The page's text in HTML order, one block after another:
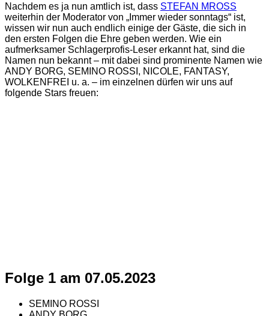
Nachdem es ja nun amtlich ist, dass STEFAN MROSS
weiterhin der Moderator von „Immer wieder sonntags“ ist,
wissen wir nun auch endlich einige der Gäste, die sich in
den ersten Folgen die Ehre geben werden. Wie ein
aufmerksamer Schlagerprofis-Leser erkannt hat, sind die
Namen nun bekannt – mit dabei sind prominente Namen wie
ANDY BORG, SEMINO ROSSI, NICOLE, FANTASY,
WOLKENFREI u. a. – im einzelnen dürfen wir uns auf
folgende Stars freuen:
Folge 1 am 07.05.2023
SEMINO ROSSI